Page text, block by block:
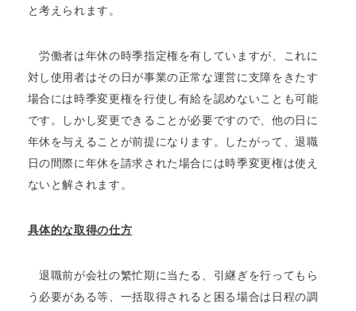
と考えられます。
労働者は年休の時季指定権を有していますが、これに
対し使用者はその日が事業の正常な運営に支障をきたす
場合には時季変更権を行使し有給を認めないことも可能
です。しかし変更できることが必要ですので、他の日に
年休を与えることが前提になります。したがって、退職
日の間際に年休を請求された場合には時季変更権は使え
ないと解されます。
具体的な取得の仕方
退職前が会社の繁忙期に当たる、引継ぎを行ってもら
う必要がある等、一括取得されると困る場合は日程の調